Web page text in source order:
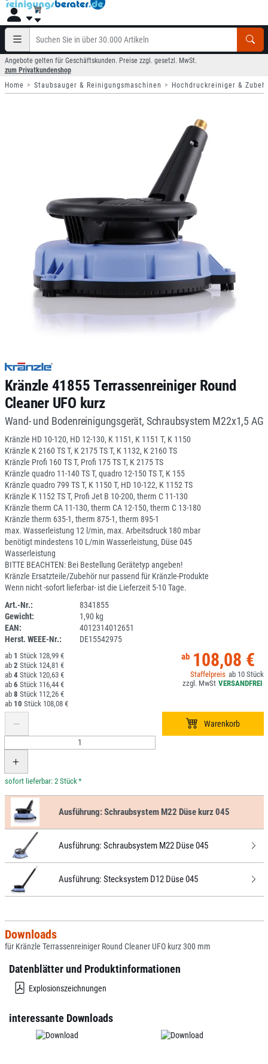
Angebote gelten für Geschäftskunden. Preise zzgl. gesetzl. MwSt.
zum Privatkundenshop
Home
Staubsauger & Reinigungsmaschinen Hochdruckreiniger &
Kränzle 41855 Terrassenreiniger Round
Cleaner UFO kurz
Wand- und Bodenreinigungsgerät, Schraubsystem M22x1,5 AG
Kränzle HD 10-120, HD 12-130, K 1151, K 1151 T, K 1150
Kränzle K 2160 TS T, K 2175 TS T, K 1132, K 2160 TS
Kränzle Profi 160 TS T, Profi 175 TS T, K 2175 TS
Kränzle quadro 11-140 TS T, quadro 12-150 TS T, K 155
Kränzle quadro 799 TS T, K 1150 T, HD 10-122, K 1152 TS
Kränzle K 1152 TS T, Profi Jet B 10-200, therm C 11-130
Kränzle therm CA 11-130, therm CA 12-150, therm C 13-180
Kränzle therm 635-1, therm 875-1, therm 895-1
max. Wasserleistung 12 l/min, max. Arbeitsdruck 180 mbar
benötigt mindestens 10 L/min Wasserleistung, Düse 045
Wasserleistung
BITTE BEACHTEN: Bei Bestellung Gerätetyp angeben!
Kränzle Ersatzteile/Zubehör nur passend für Kränzle-Produkte
Wenn nicht -sofort lieferbar- ist die Lieferzeit 5-10 Tage.
Art.-Nr.:
8341855
Gewicht:
1,90 kg
EAN:
4012314012651
Herst. WEEE-Nr.:
DE15542975
108,08 €
10
1
128,99 €
2
124,81 €
4
120,63 €
6
116,44 €
8
112,26 €
10
108,08 €
*
Ausführung:Schraubsystem M22 Düse kurz 045
Ausführung: Schraubsystem M22 Düse 045
Ausführung: Stecksystem D12 Düse 045
Downloads
für Kränzle Terrassenreiniger Round Cleaner UFO kurz 300 mm
Datenblätter und Produktinformationen
Explosionszeichnungen
interessante Downloads